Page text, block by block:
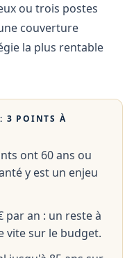
ou trois postes
couverture
la plus rentable
: 3 POINTS À
ont 60 ans ou
y est un enjeu
par an : un reste à
vite sur le budget.